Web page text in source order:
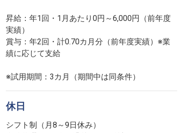
昇給：年1回・1月あたり0円～6,000円（前年度
実績）
賞与：年2回・計0.70カ月分（前年度実績）※業
績に応じて支給
※試用期間：3カ月（期間中は同条件）
休日
シフト制（月8～9日休み）